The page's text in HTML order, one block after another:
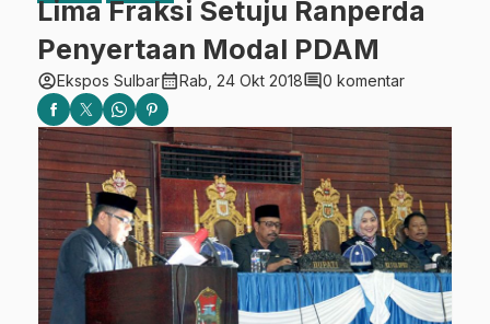
Lima Fraksi Setuju Ranperda
Penyertaan Modal PDAM
account_circleEkspos Sulbarcalendar_monthRab, 24 Okt 2018comment0 komentar